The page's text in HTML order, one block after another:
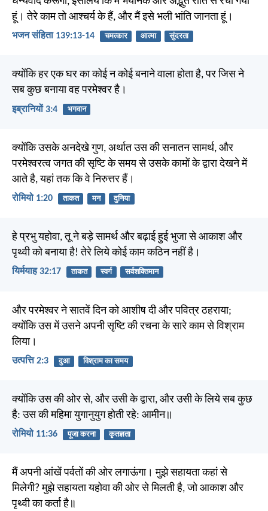
हूं। तेरे काम तो आश्चर्य के हैं, और मैं इसे भली भांति जानता हूं।
भजन संहिता 139:13-14 चमत्कार आत्मा सुंदरता
क्योंकि हर एक घर का कोई न कोई बनाने वाला होता है, पर जिस ने
सब कुछ बनाया वह परमेश्वर है।
इब्रानियों 3:4 भगवान
क्योंकि उसके अनदेखे गुण, अर्थात उस की सनातन सामर्थ, और
परमेश्वरत्व जगत की सृष्टि के समय से उसके कामों के द्वारा देखने में
आते है, यहां तक कि वे निरुत्तर हैं।
रोमियो 1:20 ताकत मन दुनिया
हे प्रभु यहोवा, तू ने बड़े सामर्थ और बढ़ाई हुई भुजा से आकाश और
पृथ्वी को बनाया है! तेरे लिये कोई काम कठिन नहीं है।
यिर्मयाह 32:17 ताकत स्वर्ग सर्वशक्तिमान
और परमेश्वर ने सातवें दिन को आशीष दी और पवित्र ठहराया;
क्योंकि उस में उसने अपनी सृष्टि की रचना के सारे काम से विश्राम
लिया।
उत्पत्ति 2:3 दुआ विश्राम का समय
क्योंकि उस की ओर से, और उसी के द्वारा, और उसी के लिये सब कुछ
है: उस की महिमा युगानुयुग होती रहे: आमीन॥
रोमियो 11:36 पूजा करना कृतज्ञता
मैं अपनी आंखें पर्वतों की ओर लगाऊंगा। मुझे सहायता कहां से
मिलेगी? मुझे सहायता यहोवा की ओर से मिलती है, जो आकाश और
पृथ्वी का कर्ता है॥